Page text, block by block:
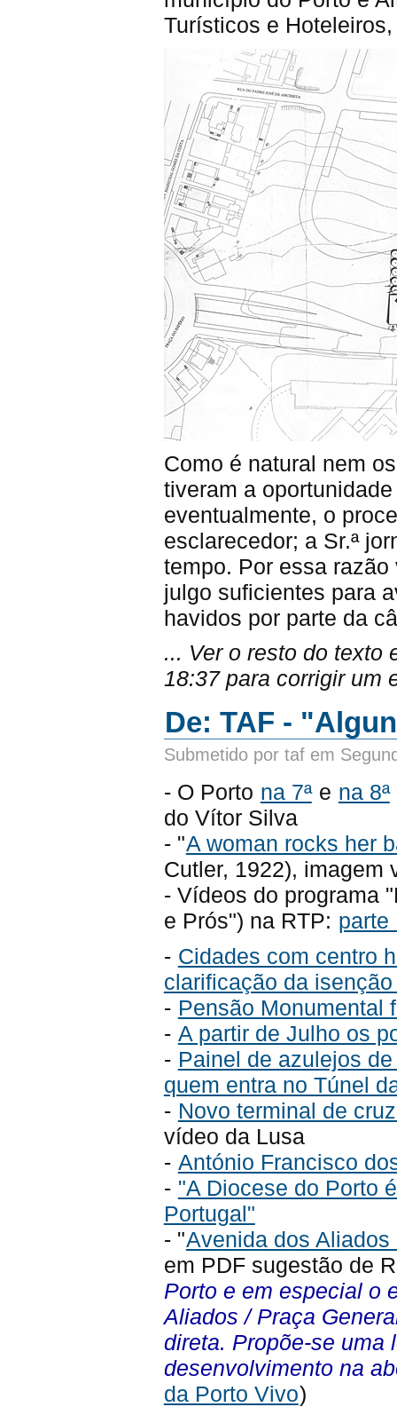
Turísticos e
Como é natural nem
tiveram a
eventualmente, o
esclarecedor; a Sr.ª
tempo. Por essa
julgo suficientes para
havidos por parte da
... Ver o resto do texto
18:37 para corrigir um
De: TAF -
Submetido por taf em
- O Porto na 7ªe na 8ª
do Vítor Silva
- "A woman rocks her
Cutler, 1922), imagem
- Vídeos do programa
e Prós") na RTP: parte
- Cidades com centro
clarificação da
- Pensão Monumental
- A partir de Julho os
- Painel de azulejos
quem entra no Túnel
- Novo terminal de
vídeo da Lusa
- António Francisco
- "A Diocese do Porto
Portugal"
- "Avenida dos
em PDF sugestão de
Porto e em especial o
Aliados / Praça
direta. Propõe-se uma
desenvolvimento na
da Porto Vivo)